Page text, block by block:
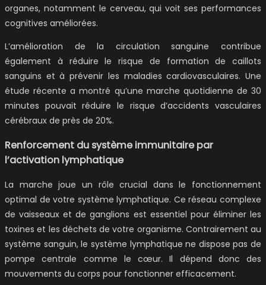
organes, notamment le cerveau, qui voit ses performances
cognitives améliorées.
L’amélioration de la circulation sanguine contribue
également à réduire le risque de formation de caillots
sanguins et à prévenir les maladies cardiovasculaires. Une
étude récente a montré qu’une marche quotidienne de 30
minutes pouvait réduire le risque d’accidents vasculaires
cérébraux de près de 20%.
Renforcement du système immunitaire par
l’activation lymphatique
La marche joue un rôle crucial dans le fonctionnement
optimal de votre système lymphatique. Ce réseau complexe
de vaisseaux et de ganglions est essentiel pour éliminer les
toxines et les déchets de votre organisme. Contrairement au
système sanguin, le système lymphatique ne dispose pas de
pompe centrale comme le cœur. Il dépend donc des
mouvements du corps pour fonctionner efficacement.